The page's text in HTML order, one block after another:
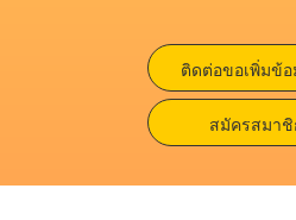
ติดต่อขอเพิ่มข้
สมัครสมา